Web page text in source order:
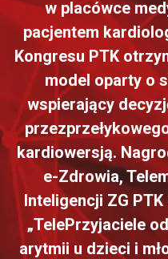
w placówce
pacjentem
Kongresu PTK
model oparty o
wspierający
kardiowersją.
e-Zdrowia,
Inteligencji ZG
„TelePrzyjaciele
arytmii u dzieci i